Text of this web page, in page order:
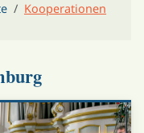
Kooperationen